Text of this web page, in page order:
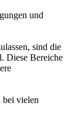
und
sind die
Diese Bereiche
bei vielen